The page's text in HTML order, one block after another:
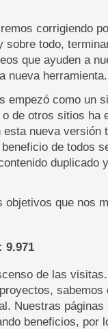
corrigiendo
sobre todo,
que ayuden a
nueva herramienta.
empezó como un
de otros sitios ha
nueva versión
de todos
duplicado
objetivos que nos
9.971
de las
sabemos
Nuestras páginas
beneficios, por